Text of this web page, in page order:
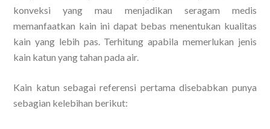
konveksi yang mau menjadikan seragam medis
memanfaatkan kain ini dapat bebas menentukan kualitas
kain yang lebih pas. Terhitung apabila memerlukan jenis
kain katun yang tahan pada air.
Kain katun sebagai referensi pertama disebabkan punya
sebagian kelebihan berikut: